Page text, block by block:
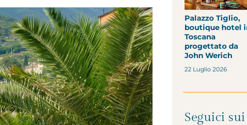
Palazzo Tiglio,
boutique hotel
Toscana
progettato da
John Werich
22 Luglio 2026
Seguici